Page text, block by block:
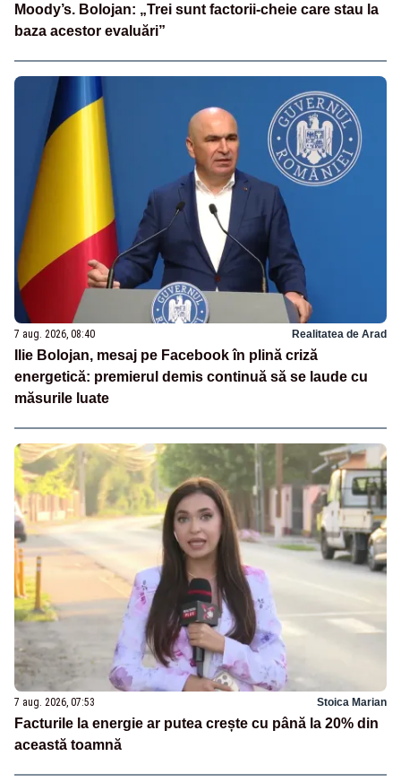
Moody’s. Bolojan: „Trei sunt factorii-cheie care stau la
baza acestor evaluări”
7 aug. 2026, 08:40 Realitatea de Arad
Ilie Bolojan, mesaj pe Facebook în plină criză
energetică: premierul demis continuă să se laude cu
măsurile luate
7 aug. 2026, 07:53 Stoica Marian
Facturile la energie ar putea crește cu până la 20% din
această toamnă